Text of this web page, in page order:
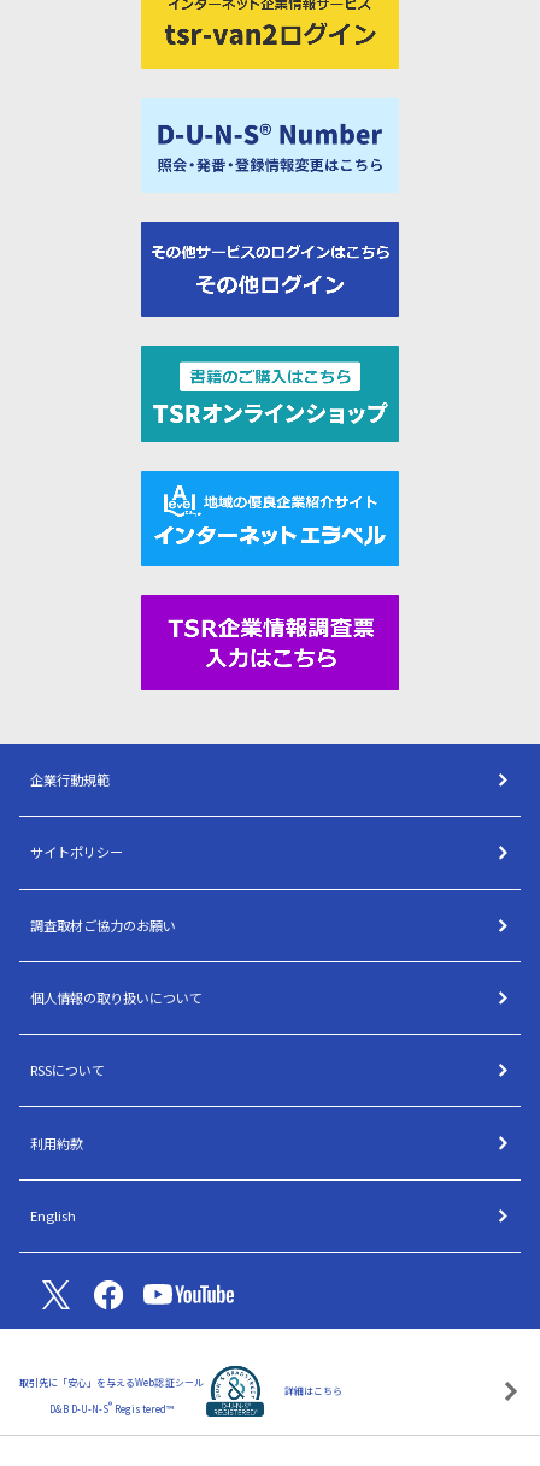
企業行動規範
サイトポリシー
調査取材ご協力のお願い
個人情報の取り扱いについて
RSSについて
利用約款
English
取引先に「安心」を与えるWeb認証シール
D&B D-U-N-S® Registered™
詳細はこちら